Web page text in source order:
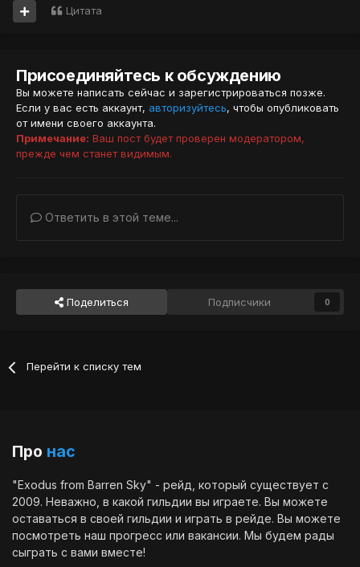
Цитата
Присоединяйтесь к обсуждению
Вы можете написать сейчас и зарегистрироваться позже.
Если у вас есть аккаунт, авторизуйтесь, чтобы опубликовать
от имени своего аккаунта.
Примечание: Ваш пост будет проверен модератором,
прежде чем станет видимым.
Ответить в этой теме...
Поделиться Подписчики 0
Перейти к списку тем
Про нас
"Exodus from Barren Sky" - рейд, который существует с
2009. Неважно, в какой гильдии вы играете. Вы можете
оставаться в своей гильдии и играть в рейде. Вы можете
посмотреть наш прогресс или вакансии. Мы будем рады
сыграть с вами вместе!